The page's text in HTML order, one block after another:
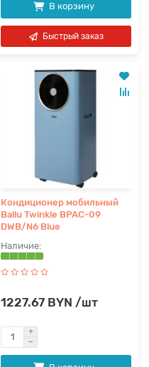
В корзину
Быстрый заказ
Кондиционер мобильный
Ballu Twinkle BPAC-09
DWB/N6 Blue
1227.67 BYN /шт